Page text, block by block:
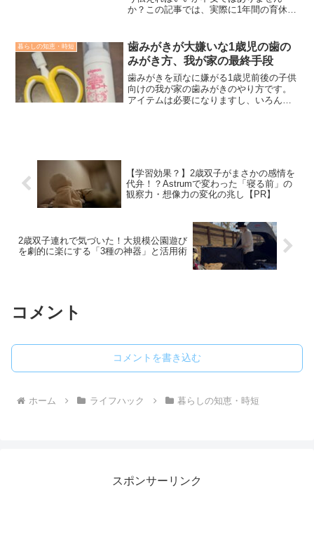
か？この記事では、実際に1年間の育休を
的に解説します。
暮らしの知恵・時短
歯みがきが大嫌いな1歳児の歯の
みがき方、我が家の最終手段
歯みがきを頑なに嫌がる1歳児前後の子供
向けの我が家の歯みがきのやり方です。
アイテムは必要になりますし、いろんな
は、無理やり続けると本当に毎日しなく
なるとまずいので潔く諦めます。なお我
が家は我が家の最終手段は安全だと思っ
てますが、試される際は自己責任でお願
【学習効果？】2歳双子がまさかの感情を
代弁！？Astrumで変わった「寝る前」の
観察力・想像力の変化の兆し【PR】
2歳双子連れで気づいた！大規模公園遊び
を劇的に楽にする「3種の神器」と活用術
コメント
コメントを書き込む
ホーム ライフハック 暮らしの知恵・時短
スポンサーリンク